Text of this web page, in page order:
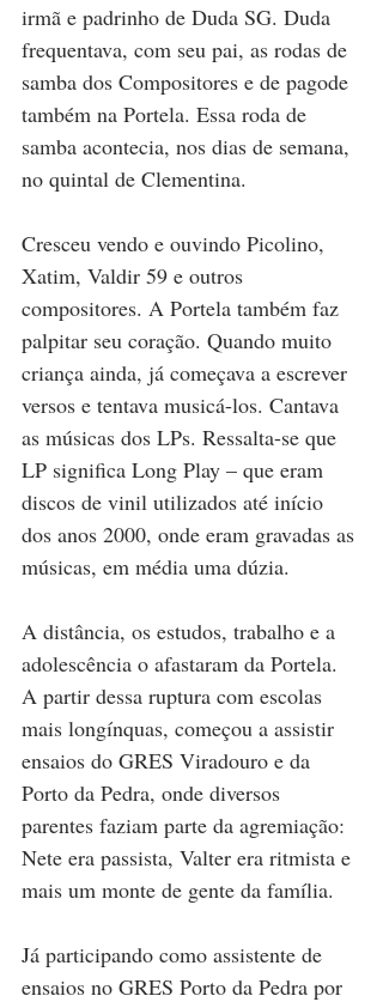
irmã e padrinho de Duda SG. Duda
frequentava, com seu pai, as rodas de
samba dos Compositores e de pagode
também na Portela. Essa roda de
samba acontecia, nos dias de semana,
no quintal de Clementina.
Cresceu vendo e ouvindo Picolino,
Xatim, Valdir 59 e outros
compositores. A Portela também faz
palpitar seu coração. Quando muito
criança ainda, já começava a escrever
versos e tentava musicá-los. Cantava
as músicas dos LPs. Ressalta-se que
LP significa Long Play – que eram
discos de vinil utilizados até início
dos anos 2000, onde eram gravadas as
músicas, em média uma dúzia.
A distância, os estudos, trabalho e a
adolescência o afastaram da Portela.
A partir dessa ruptura com escolas
mais longínquas, começou a assistir
ensaios do GRES Viradouro e da
Porto da Pedra, onde diversos
parentes faziam parte da agremiação:
Nete era passista, Valter era ritmista e
mais um monte de gente da família.
Já participando como assistente de
ensaios no GRES Porto da Pedra por